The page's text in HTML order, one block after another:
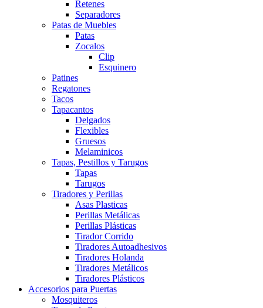
Retenes
Separadores
Patas de Muebles
Patas
Zocalos
Clip
Esquinero
Patines
Regatones
Tacos
Tapacantos
Delgados
Flexibles
Gruesos
Melaminicos
Tapas, Pestillos y Tarugos
Tapas
Tarugos
Tiradores y Perillas
Asas Plasticas
Perillas Metálicas
Perillas Plásticas
Tirador Corrido
Tiradores Autoadhesivos
Tiradores Holanda
Tiradores Metálicos
Tiradores Plásticos
Accesorios para Puertas
Mosquiteros